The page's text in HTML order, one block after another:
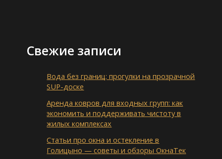
Свежие записи
Вода без границ: прогулки на прозрачной
SUP-доске
Аренда ковров для входных групп: как
экономить и поддерживать чистоту в
жилых комплексах
Статьи про окна и остекление в
Голицыно — советы и обзоры ОкнаТек